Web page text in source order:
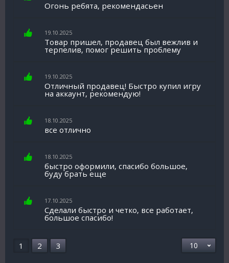
Огонь ребята, рекомендасьен
19.10.2025
Товар пришел, продавец был вежлив и
терпелив, помог решить проблему
19.10.2025
Отличный продавец! Быстро купил игру
на аккаунт, рекомендую!
18.10.2025
все отлично
18.10.2025
быстро оформили, спасибо большое,
буду брать еще
17.10.2025
Сделали быстро и четко, все работает,
большое спасибо!
1 2 3